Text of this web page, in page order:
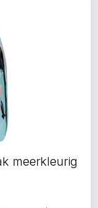
meerkleurig